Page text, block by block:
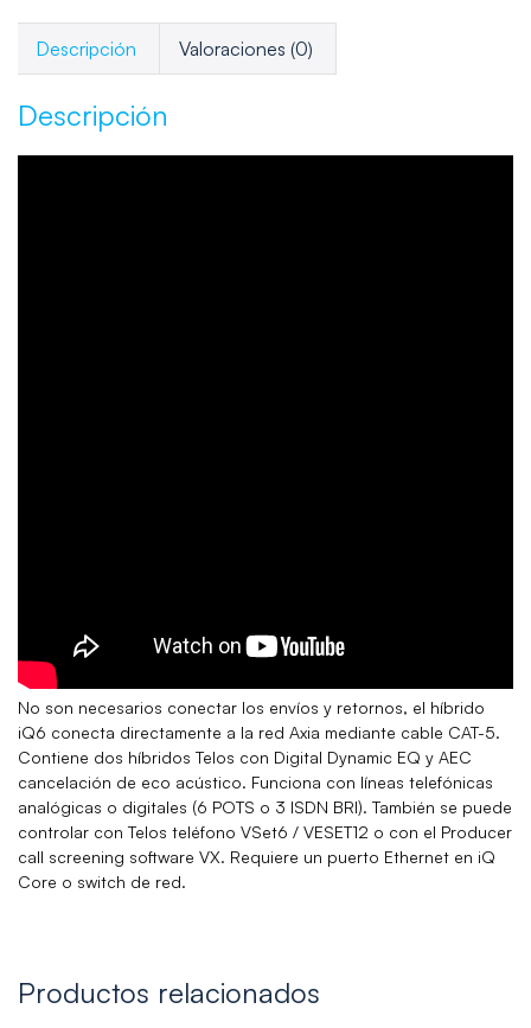
Descripción Valoraciones (0)
Descripción
No son necesarios conectar los envíos y retornos, el híbrido
iQ6 conecta directamente a la red Axia mediante cable CAT-5.
Contiene dos híbridos Telos con Digital Dynamic EQ y AEC
cancelación de eco acústico. Funciona con líneas telefónicas
analógicas o digitales (6 POTS o 3 ISDN BRI). También se puede
controlar con Telos teléfono VSet6 / VESET12 o con el Producer
call screening software VX. Requiere un puerto Ethernet en iQ
Core o switch de red.
Productos relacionados